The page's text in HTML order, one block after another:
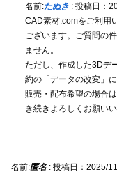
名前:たぬき : 投稿日：
CAD素材.comをご利用
ございます。ご質問の
ません。
ただし、作成した3Dデ
約の「データの改変」
販売・配布希望の場合
き続きよろしくお願いい
名前:匿名: 投稿日：2025/